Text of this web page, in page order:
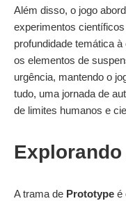
Além disso, o jogo
experimentos
profundidade temática
os elementos de
urgência, mantendo o
tudo, uma jornada de
de limites humanos e
A trama de Prototype é